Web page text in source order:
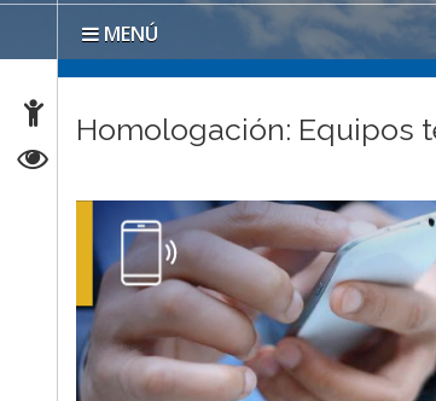
MENÚ
Homologación: Equipos